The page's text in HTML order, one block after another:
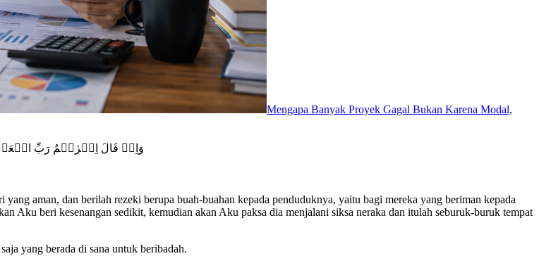
Mengapa Banyak Proyek Gagal Bukan Karena Modal,
وَاِذۡ قَالَ اِبۡرٰهٖمُ رَبِّ اجۡعَلۡ
aman, dan berilah rezeki berupa buah-buahan kepada penduduknya, yaitu bagi mereka yang beriman kepada
Aku beri kesenangan sedikit, kemudian akan Aku paksa dia menjalani siksa neraka dan itulah seburuk-buruk tempat
yang berada di sana untuk beribadah.